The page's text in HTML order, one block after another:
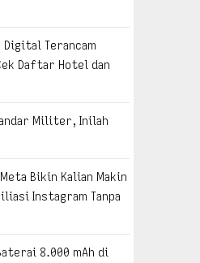
Terancam
Daftar Hotel dan
Militer, Inilah
Bikin Kalian Makin
Instagram Tanpa
8.000 mAh di